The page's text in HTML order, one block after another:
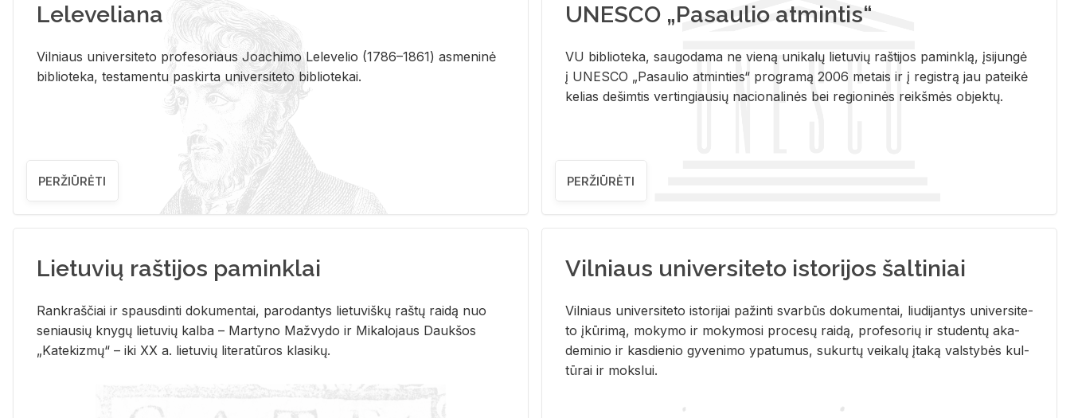
Leleveliana
Vil­niaus uni­ver­si­te­to pro­fe­so­riaus Jo­a­chi­mo Le­le­ve­lio (1786–1861) as­me­ni­nė
bi­b­lio­te­ka, te­sta­men­tu pa­skir­ta uni­ver­si­te­to bi­b­lio­te­kai.
PERŽIŪRĖTI
UNESCO „Pasaulio atmintis“
VU biblioteka, saugodama ne vieną unikalų lietuvių raštijos paminklą, įsijungė
į UNESCO „Pasaulio atminties“ programą 2006 metais ir į registrą jau pateikė
kelias dešimtis vertingiausių nacionalinės bei regioninės reikšmės objektų.
PERŽIŪRĖTI
Lietuvių raštijos paminklai
Rank­raš­čiai ir spaus­din­ti do­ku­men­tai, pa­ro­dan­tys lie­tu­viš­kų raš­tų rai­dą nuo
se­niau­sių kny­gų lie­tu­vių kal­ba – Mar­ty­no Ma­žvy­do ir Mi­ka­lo­jaus Dauk­šos
„Ka­te­kiz­mų“ – iki XX a. lie­tu­vių li­te­ra­tū­ros kla­si­kų.
Vilniaus universiteto istorijos šaltiniai
Vil­niaus uni­ver­si­te­to is­to­ri­jai pa­žin­ti svar­būs do­ku­men­tai, liu­di­jan­tys uni­ver­si­te­
to įkū­ri­mą, mo­ky­mo ir mo­ky­mo­si pro­ce­sų rai­dą, pro­fe­so­rių ir stu­den­tų aka­
de­mi­nio ir kas­die­nio gy­ve­ni­mo ypa­tu­mus, su­kur­tų vei­ka­lų įta­ką vals­ty­bės kul­
tū­rai ir moks­lui.